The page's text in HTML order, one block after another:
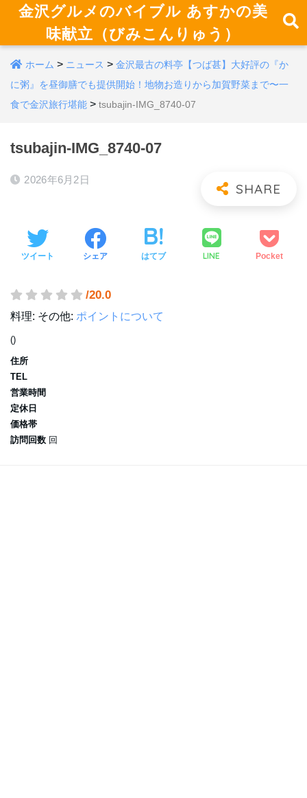
金沢グルメのバイブル あすかの美
味献立（びみこんりゅう）
ホーム > ニュース > 金沢最古の料亭【つば甚】大好評の『か
に粥』を昼御膳でも提供開始！地物お造りから加賀野菜まで〜一
食で金沢旅行堪能 > tsubajin-IMG_8740-07
tsubajin-IMG_8740-07
2026年6月2日
ツイート シェア はてブ LINE Pocket
/20.0
料理: その他: ポイントについて
()
住所
TEL
営業時間
定休日
価格帯
訪問回数 回